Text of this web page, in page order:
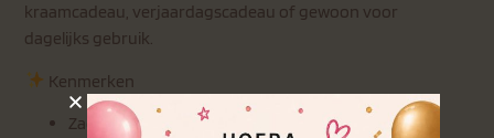
kraamcadeau, verjaardagscadeau of gewoon voor
dagelijks gebruik.
Kenmerken
Zachte teddy stof met luxe uitstraling